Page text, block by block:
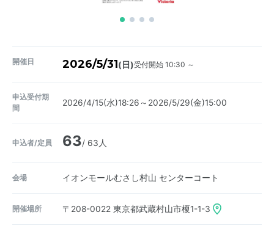
開催日 2026/5/31(日)受付開始 10:30 ～
申込受付期
間
2026/4/15(水)18:26～2026/5/29(金)15:00
申込者/定員 63/ 63人
会場 イオンモールむさし村山 センターコート
開催場所 〒208-0022 東京都武蔵村山市榎1-1-3